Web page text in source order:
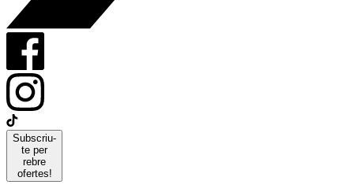
Subscriu-
te per
rebre
ofertes!